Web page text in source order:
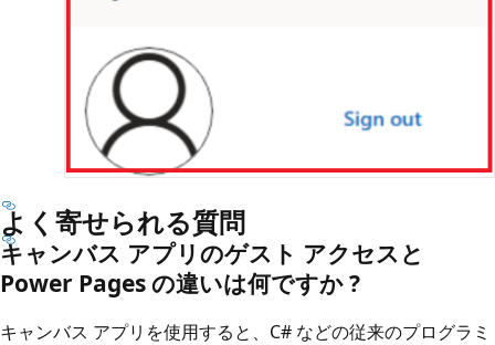
よく寄せられる質問
キャンバス アプリのゲスト アクセスと
Power Pages の違いは何ですか ?
キャンバス アプリを使用すると、C# などの従来のプログラミ